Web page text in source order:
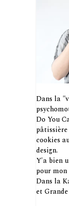
Dans la
Do You
cookies
design.
Y'a bien
pour
Dans la
et